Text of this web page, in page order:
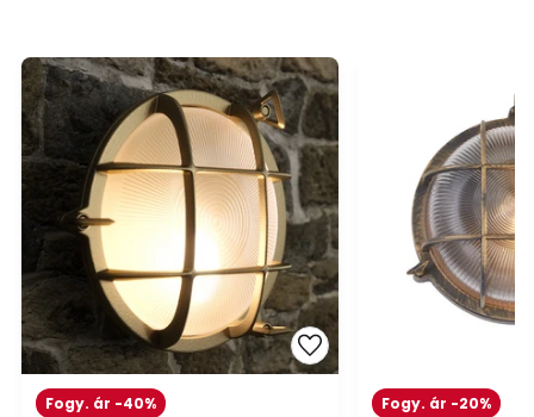
Fogy. ár -40% Fogy. ár -20%